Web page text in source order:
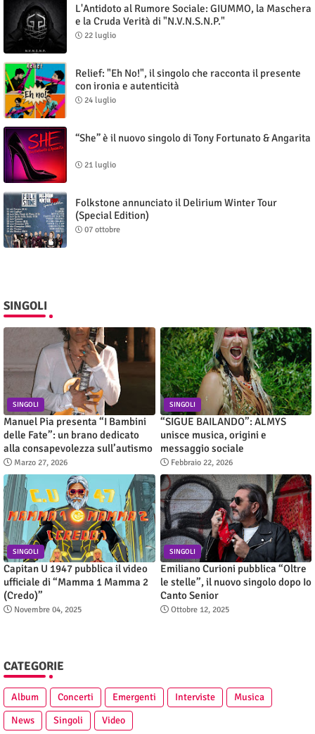
L'Antidoto al Rumore Sociale: GIUMMO, la Maschera
e la Cruda Verità di "N.V.N.S.N.P."
22 luglio
Relief: "Eh No!", il singolo che racconta il presente
con ironia e autenticità
24 luglio
“She” è il nuovo singolo di Tony Fortunato & Angarita
21 luglio
Folkstone annunciato il Delirium Winter Tour
(Special Edition)
07 ottobre
SINGOLI
SINGOLI
Manuel Pia presenta “I Bambini
delle Fate”: un brano dedicato
alla consapevolezza sull’autismo
Marzo 27, 2026
SINGOLI
“SIGUE BAILANDO”: ALMYS
unisce musica, origini e
messaggio sociale
Febbraio 22, 2026
SINGOLI
Capitan U 1947 pubblica il video
ufficiale di “Mamma 1 Mamma 2
(Credo)”
Novembre 04, 2025
SINGOLI
Emiliano Curioni pubblica “Oltre
le stelle”, il nuovo singolo dopo Io
Canto Senior
Ottobre 12, 2025
CATEGORIE
Album Concerti Emergenti Interviste
Musica
News
Singoli Video